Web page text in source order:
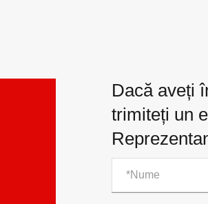
Dacă aveți
trimiteți un